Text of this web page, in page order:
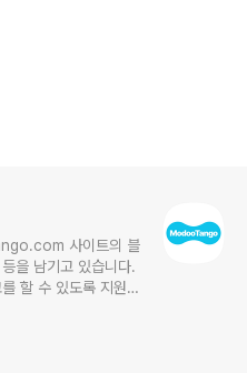
사이트의 블
을 남기고 있습니다.
할 수 있도록 지원합